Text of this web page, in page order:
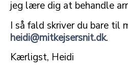
jeg lære dig at behandle
I så fald skriver du bare til
heidi@mitkejsersnit.dk.
Kærligst, Heidi